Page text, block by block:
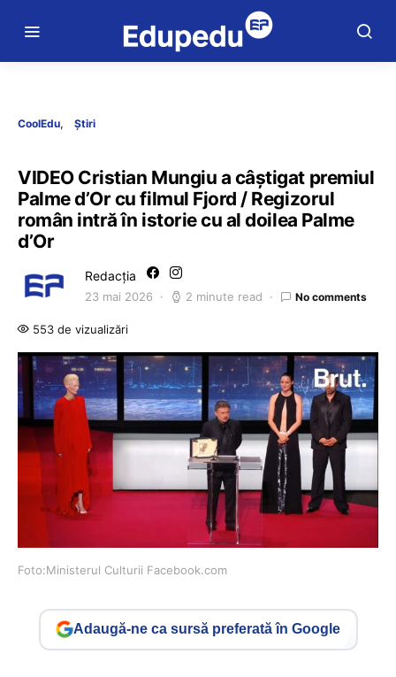
CoolEdu Știri
VIDEO Cristian Mungiu a câștigat premiul
Palme d’Or cu filmul Fjord / Regizorul
român intră în istorie cu al doilea Palme
d’Or
Redacția
23 mai 2026 2 minute read No comments
553 de vizualizări
Foto:Ministerul Culturii Facebook.com
Adaugă-ne ca sursă preferată în Google